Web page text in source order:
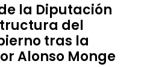
la Diputación
del
tras la
Alonso Monge